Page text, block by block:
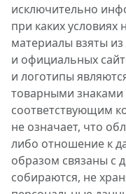
исключительно
при каких условиях
материалы взяты
и официальных
и логотипы
товарными
соответствующим
не означает, что
либо отношение к
образом связаны с
собираются, не